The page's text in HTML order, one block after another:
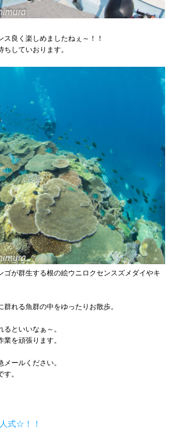
良く楽しめましたねぇ～！！
していおります。
ゴが群生する根の絵ウニロクセンスズメダイやキ
れる魚群の中をゆったりお散歩。
といいなぁ～。
を頑張ります。
ールください。
。
式☆！！